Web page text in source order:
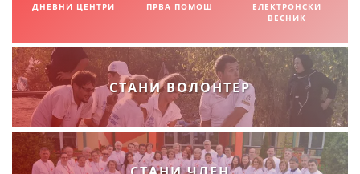
ОРГАНИЗАЦИЈА И РАЗВОЈ
РАКОВОДЕН ОДБОР
СОБРАНИЕ
СТРУКТУРА И ОРГАНИЗАЦИОНА ПОСТАВЕНОСТ
ДНЕВНИ ЦЕНТРИ ПРВА ПОМОШ
ЕЛЕКТРОНСКИ
ВЕСНИК
СТАНИ ВОЛОНТЕР